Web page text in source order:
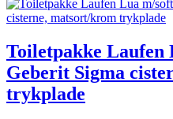
Toiletpakke Laufen
Geberit Sigma
trykplade